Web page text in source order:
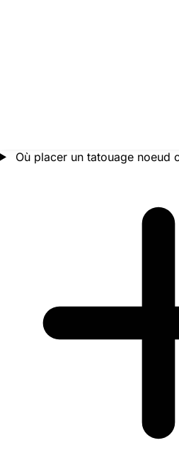
Où placer un tatouage noeud